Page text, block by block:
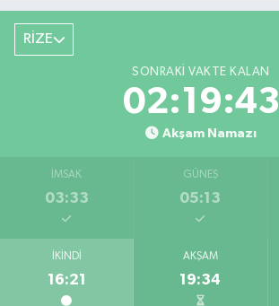
RİZE
SONRAKI VAKTE KALAN
02:19:43
Akşam Namazı
İMSAK
03:33
GÜNEŞ
05:13
İKINDI
16:21
AKŞAM
19:34